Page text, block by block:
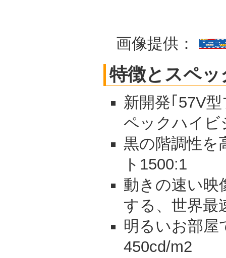
画像提供：
特徴とスペッ
新開発｢57V
ペックハイビ
黒の階調性を
ト1500:1
動きの速い映
する、世界最
明るいお部屋
450cd/m2